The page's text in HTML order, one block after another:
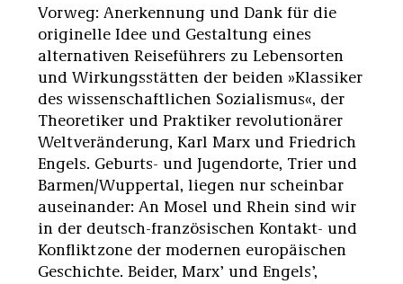
Vorweg: Anerkennung und Dank für die
originelle Idee und Gestaltung eines
alternativen Reiseführers zu Lebensorten
und Wirkungsstätten der beiden »Klassiker
des wissenschaftlichen Sozialismus«, der
Theoretiker und Praktiker revolutionärer
Weltveränderung, Karl Marx und Friedrich
Engels. Geburts- und Jugendorte, Trier und
Barmen/Wuppertal, liegen nur scheinbar
auseinander: An Mosel und Rhein sind wir
in der deutsch-französischen Kontakt- und
Konfliktzone der modernen europäischen
Geschichte. Beider, Marx’ und Engels’,